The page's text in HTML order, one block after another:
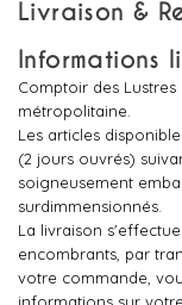
Livraison &
Informations
Comptoir des
métropolitaine.
Les articles
(2 jours ouvrés)
soigneusement
surdimmensionnés.
La livraison
encombrants, par
votre commande,